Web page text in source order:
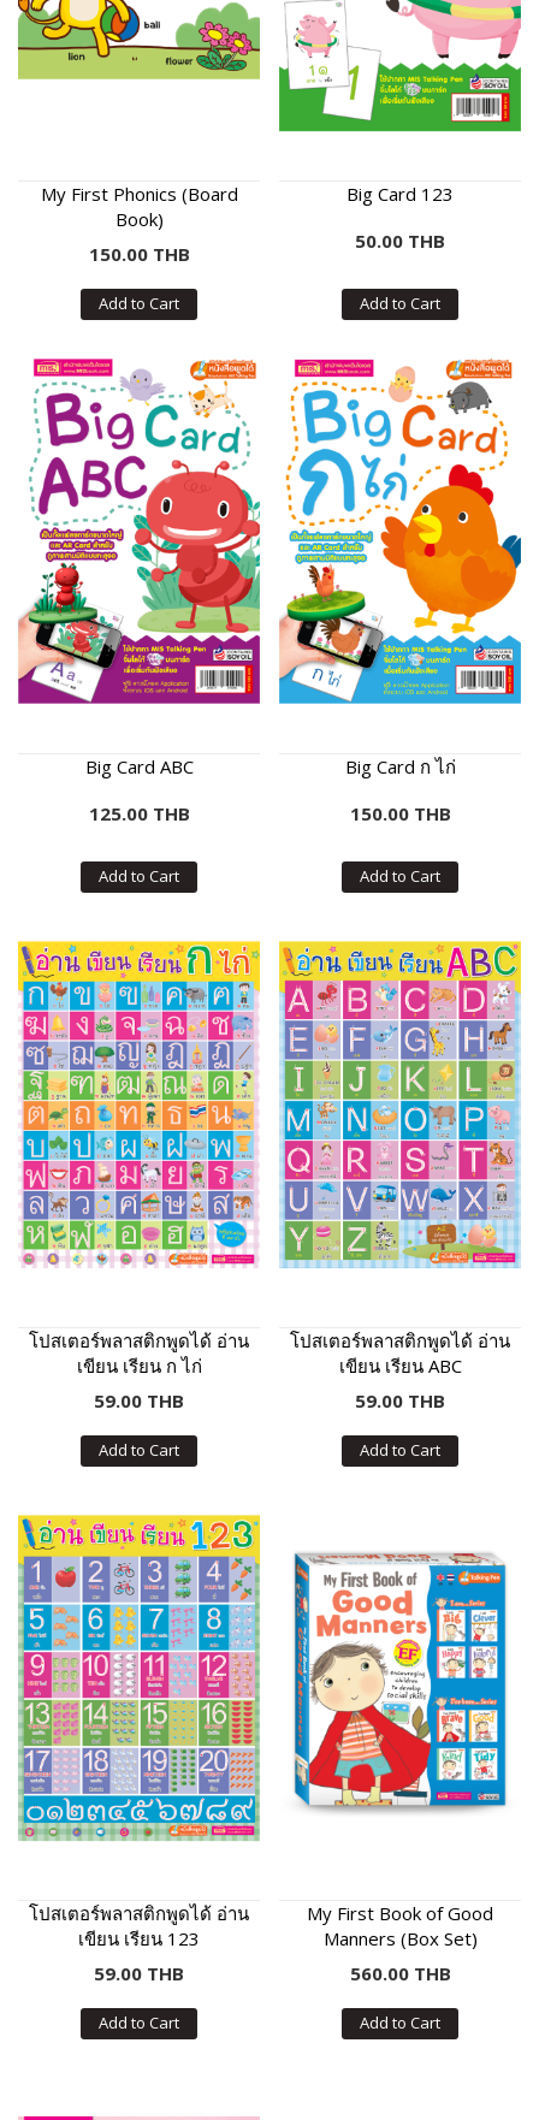
My First Phonics (Board
Book)
150.00 THB
Add to Cart
Big Card 123
50.00 THB
Add to Cart
Big Card ABC
125.00 THB
Add to Cart
Big Card ก ไก่
150.00 THB
Add to Cart
โปสเตอร์พลาสติกพูดได้ อ่าน
เขียน เรียน ก ไก่
59.00 THB
Add to Cart
โปสเตอร์พลาสติกพูดได้ อ่าน
เขียน เรียน ABC
59.00 THB
Add to Cart
โปสเตอร์พลาสติกพูดได้ อ่าน
เขียน เรียน 123
59.00 THB
Add to Cart
My First Book of Good
Manners (Box Set)
560.00 THB
Add to Cart